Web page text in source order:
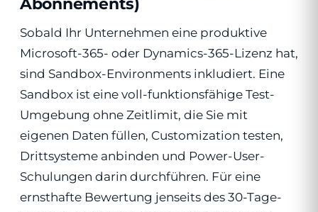
Sobald Ihr Unternehmen eine produktive
Microsoft-365- oder Dynamics-365-Lizenz hat,
sind Sandbox-Environments inkludiert. Eine
Sandbox ist eine voll-funktionsfähige Test-
Umgebung ohne Zeitlimit, die Sie mit
eigenen Daten füllen, Customization testen,
Drittsysteme anbinden und Power-User-
Schulungen darin durchführen. Für eine
ernsthafte Bewertung jenseits des 30-Tage-